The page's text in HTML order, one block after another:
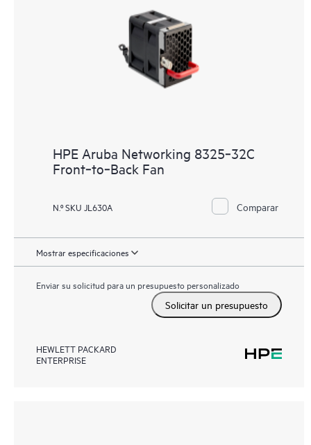
HPE Aruba Networking 8325‑32C
Front‑to‑Back Fan
N.º SKU JL630A Comparar
Mostrar especificaciones
Enviar su solicitud para un presupuesto personalizado
Solicitar un presupuesto
HEWLETT PACKARD
ENTERPRISE